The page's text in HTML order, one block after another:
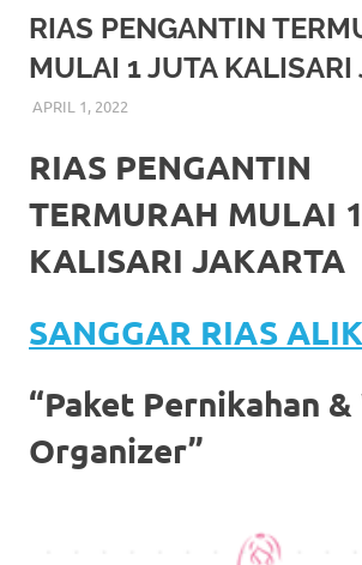
More
hints
rolex
replica
my
website
To
learn
more
https://
RIAS PENGANTIN
MULAI 1 JUTA KALISARI
APRIL 1, 2022
RIAS PENGANTIN
TERMURAH MULAI
KALISARI JAKARTA
SANGGAR RIAS
“Paket Pernikahan
Organizer”